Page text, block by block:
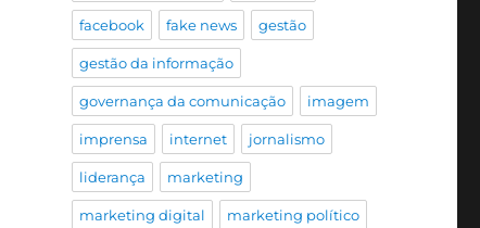
facebook fake news gestão
gestão da informação
governança da comunicação imagem
imprensa internet jornalismo
liderança marketing
marketing digital marketing político